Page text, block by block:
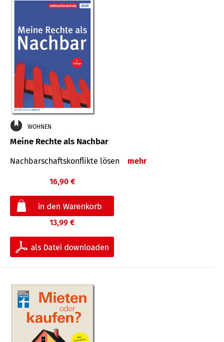
WOHNEN
Meine Rechte als Nachbar
Nach­bar­schafts­konflikte lösen mehr
16,90 €
13,99 €